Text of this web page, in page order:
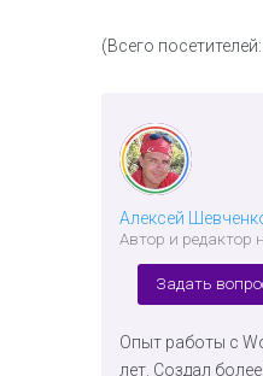
(Всего
Алексей
Автор и редактор
Задать
Опыт работы с
лет. Создал